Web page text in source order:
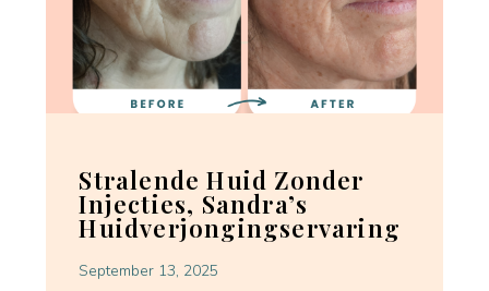
Stralende Huid Zonder
Injecties, Sandra’s
Huidverjongingservaring
September 13, 2025